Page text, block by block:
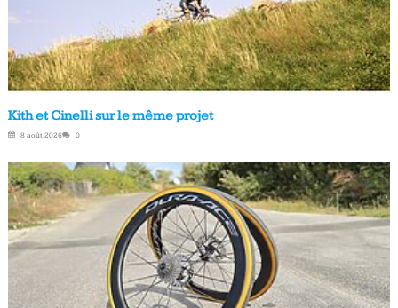
Kith et Cinelli sur le même projet
8 août 2026 0